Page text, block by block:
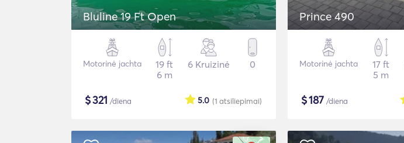
Bluline 19 Ft Open
Motorinė jachta
19 ft
6 m
6 Kruizinė 0
$321 /diena (1 atsiliepimai)
5.0
Prince 490
Motorinė jachta
17 ft
5 m
$187 /diena